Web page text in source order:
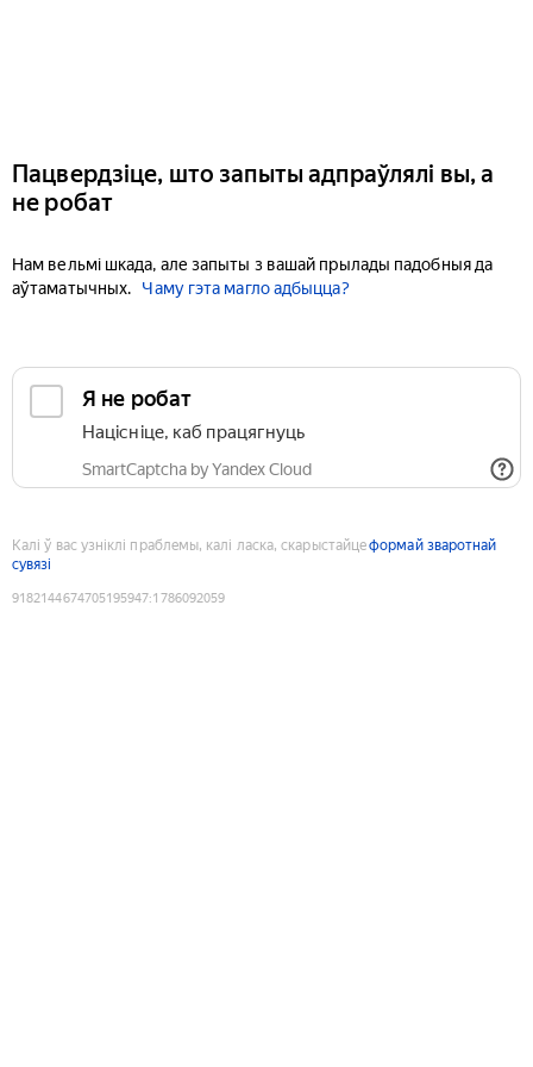
Пацвердзіце, што запыты адпраўлялі вы, а
не робат
Нам вельмі шкада, але запыты з вашай прылады падобныя да
аўтаматычных.
Чаму гэта магло адбыцца?
Я не робат
Націсніце, каб працягнуць
SmartCaptcha by Yandex Cloud
Калі ў вас узніклі праблемы, калі ласка, скарыстайцеформай зваротнай
сувязі
9182144674705195947:1786092059